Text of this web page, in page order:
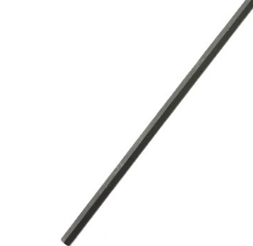
Accesorii Baie
Accesorii Telefoane
Casti Audio